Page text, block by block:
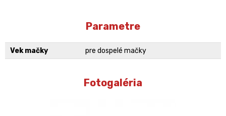
Parametre
Vek mačky pre dospelé mačky
Fotogaléria